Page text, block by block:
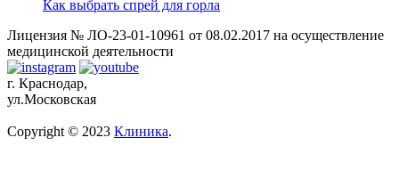
Как выбрать спрей для горла
Лицензия № ЛО-23-01-10961 от 08.02.2017 на осуществление
медицинской деятельности
г. Краснодар,
ул.Московская
Copyright © 2023 Клиника.